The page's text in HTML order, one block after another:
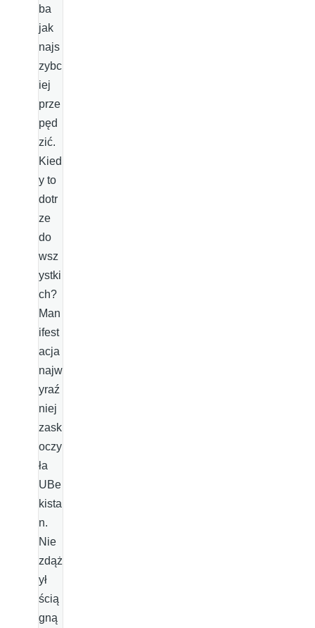
ba
jak
najs
zybc
iej
prze
pęd
zić.
Kied
y to
dotr
ze
do
wsz
ystki
ch?
Man
ifest
acja
najw
yraź
niej
zask
oczy
ła
UBe
kista
n.
Nie
zdąż
ył
ścią
gną